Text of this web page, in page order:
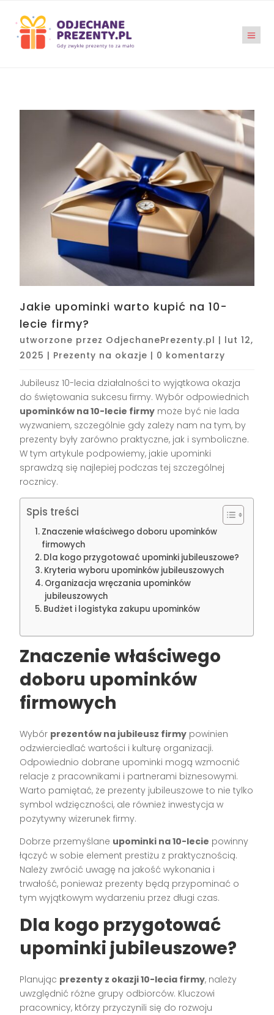
Jakie upominki warto kupić na 10-
lecie firmy?
utworzone przez OdjechanePrezenty.pl | lut 12,
2025 | Prezenty na okazje | 0 komentarzy
Jubileusz 10-lecia działalności to wyjątkowa okazja
do świętowania sukcesu firmy. Wybór odpowiednich
upominków na 10-lecie firmy może być nie lada
wyzwaniem, szczególnie gdy zależy nam na tym, by
prezenty były zarówno praktyczne, jak i symboliczne.
W tym artykule podpowiemy, jakie upominki
sprawdzą się najlepiej podczas tej szczególnej
rocznicy.
Spis treści
Znaczenie właściwego doboru upominków
firmowych
Dla kogo przygotować upominki jubileuszowe?
Kryteria wyboru upominków jubileuszowych
Organizacja wręczania upominków
jubileuszowych
Budżet i logistyka zakupu upominków
Znaczenie właściwego
doboru upominków
firmowych
Wybór prezentów na jubileusz firmy powinien
odzwierciedlać wartości i kulturę organizacji.
Odpowiednio dobrane upominki mogą wzmocnić
relacje z pracownikami i partnerami biznesowymi.
Warto pamiętać, że prezenty jubileuszowe to nie tylko
symbol wdzięczności, ale również inwestycja w
pozytywny wizerunek firmy.
Dobrze przemyślane upominki na 10-lecie powinny
łączyć w sobie element prestiżu z praktycznością.
Należy zwrócić uwagę na jakość wykonania i
trwałość, ponieważ prezenty będą przypominać o
tym wyjątkowym wydarzeniu przez długi czas.
Dla kogo przygotować
upominki jubileuszowe?
Planując prezenty z okazji 10-lecia firmy, należy
uwzględnić różne grupy odbiorców. Kluczowi
pracownicy, którzy przyczynili się do rozwoju